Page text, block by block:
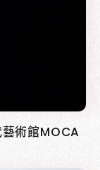
術館MOCA